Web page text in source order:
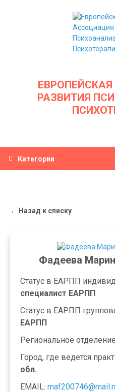
РАЗВИТИЯ
Категории
← Назад к списку
Фадеева
Статус в ЕАРПП
специалист ЕАРПП
Статус в ЕАРПП
ЕАРПП
Региональное
Город, где ведется
обл.
EMAIL: